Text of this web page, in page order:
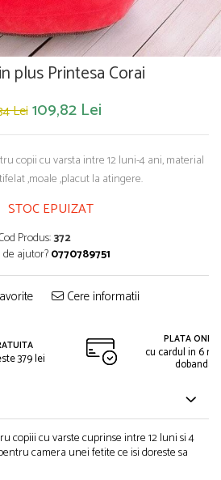
plus Printesa Corai
Lei 109,82 Lei
copii cu varsta intre 12 luni-4 ani, material
,moale ,placut la atingere.
STOC EPUIZAT
Produs:372
ajutor?0770789751
Cere informatii
379 lei
PLATA
cu cardul in 6
dobanda
copiii cu varste cuprinse intre 12 luni si 4
camera unei fetite ce isi doreste sa